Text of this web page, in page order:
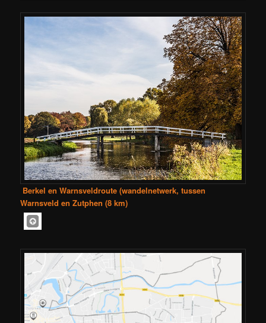
Berkel en Warnsveldroute (wandelnetwerk, tussen
Warnsveld en Zutphen (8 km)